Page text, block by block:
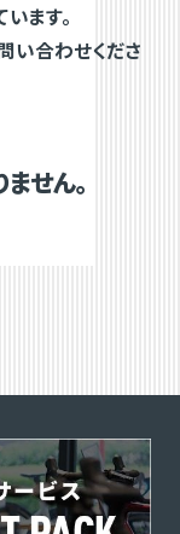
ます。
い合わせくださ
せん。